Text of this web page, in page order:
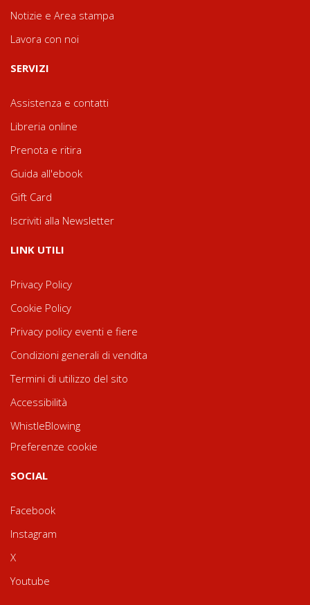
Notizie e Area stampa
Lavora con noi
SERVIZI
Assistenza e contatti
Libreria online
Prenota e ritira
Guida all'ebook
Gift Card
Iscriviti alla Newsletter
LINK UTILI
Privacy Policy
Cookie Policy
Privacy policy eventi e fiere
Condizioni generali di vendita
Termini di utilizzo del sito
Accessibilità
WhistleBlowing
Preferenze cookie
SOCIAL
Facebook
Instagram
X
Youtube